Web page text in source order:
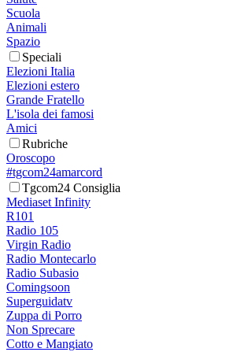
Scuola
Animali
Spazio
Speciali
Elezioni Italia
Elezioni estero
Grande Fratello
L'isola dei famosi
Amici
Rubriche
Oroscopo
#tgcom24amarcord
Tgcom24 Consiglia
Mediaset Infinity
R101
Radio 105
Virgin Radio
Radio Montecarlo
Radio Subasio
Comingsoon
Superguidatv
Zuppa di Porro
Non Sprecare
Cotto e Mangiato